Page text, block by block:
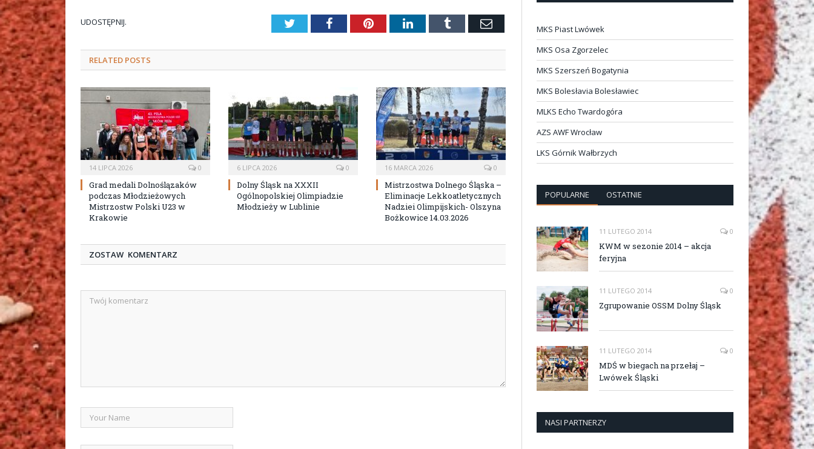
UDOSTĘPNIJ. TwitterFacebookPinterestLinkedInTumblr Email
RELATED POSTS
14 LIPCA 2026 0
Grad medali Dolnoślązaków
podczas Młodzieżowych
Mistrzostw Polski U23 w
Krakowie
6 LIPCA 2026 0
Dolny Śląsk na XXXII
Ogólnopolskiej Olimpiadzie
Młodzieży w Lublinie
16 MARCA 2026 0
Mistrzostwa Dolnego Śląska –
Eliminacje Lekkoatletycznych
Nadziei Olimpijskich- Olszyna
Bożkowice 14.03.2026
ZOSTAW KOMENTARZ
MKS Piast Lwówek
MKS Osa Zgorzelec
MKS Szerszeń Bogatynia
MKS Bolesłavia Bolesławiec
MLKS Echo Twardogóra
AZS AWF Wrocław
LKS Górnik Wałbrzych
POPULARNE OSTATNIE
11 LUTEGO 2014 0
KWM w sezonie 2014 – akcja
feryjna
11 LUTEGO 2014 0
Zgrupowanie OSSM Dolny Śląsk
11 LUTEGO 2014 0
MDŚ w biegach na przełaj –
Lwówek Śląski
NASI PARTNERZY